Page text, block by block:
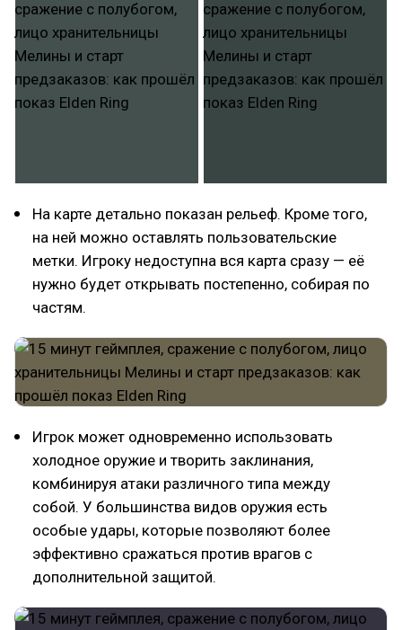
На карте детально показан рельеф. Кроме того,
на ней можно оставлять пользовательские
метки. Игроку недоступна вся карта сразу — её
нужно будет открывать постепенно, собирая по
частям.
Игрок может одновременно использовать
холодное оружие и творить заклинания,
комбинируя атаки различного типа между
собой. У большинства видов оружия есть
особые удары, которые позволяют более
эффективно сражаться против врагов с
дополнительной защитой.